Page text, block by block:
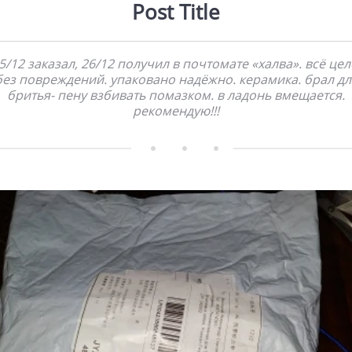
Post Title
12 заказал, 26/12 получил в почтомате «халва». всё
повреждений. упаковано надёжно. керамика. брал
бритья- пену взбивать помазком. в ладонь вмещается.
рекомендую!!!